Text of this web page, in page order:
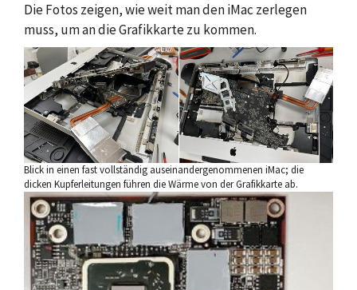
Die Fotos zeigen, wie weit man den iMac zerlegen
muss, um an die Grafikkarte zu kommen.
Blick in einen fast vollständig auseinandergenommenen iMac; die
dicken Kupferleitungen führen die Wärme von der Grafikkarte ab.